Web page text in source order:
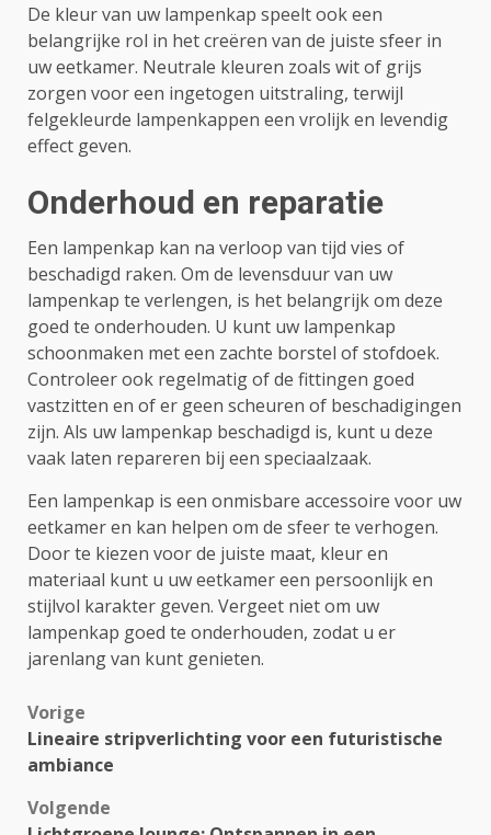
De kleur van uw lampenkap speelt ook een
belangrijke rol in het creëren van de juiste sfeer in
uw eetkamer. Neutrale kleuren zoals wit of grijs
zorgen voor een ingetogen uitstraling, terwijl
felgekleurde lampenkappen een vrolijk en levendig
effect geven.
Onderhoud en reparatie
Een lampenkap kan na verloop van tijd vies of
beschadigd raken. Om de levensduur van uw
lampenkap te verlengen, is het belangrijk om deze
goed te onderhouden. U kunt uw lampenkap
schoonmaken met een zachte borstel of stofdoek.
Controleer ook regelmatig of de fittingen goed
vastzitten en of er geen scheuren of beschadigingen
zijn. Als uw lampenkap beschadigd is, kunt u deze
vaak laten repareren bij een speciaalzaak.
Een lampenkap is een onmisbare accessoire voor uw
eetkamer en kan helpen om de sfeer te verhogen.
Door te kiezen voor de juiste maat, kleur en
materiaal kunt u uw eetkamer een persoonlijk en
stijlvol karakter geven. Vergeet niet om uw
lampenkap goed te onderhouden, zodat u er
jarenlang van kunt genieten.
Bericht
navigatie
Vorige
Lineaire stripverlichting voor een futuristische
ambiance
Volgende